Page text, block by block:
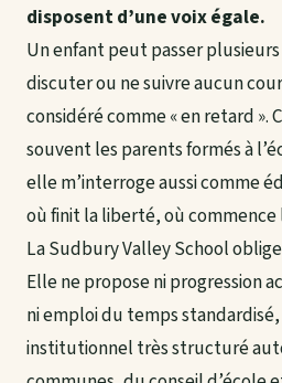
disposent d’une voix égale.
Un enfant peut passer
discuter ou ne suivre aucun
considéré comme « en retard
souvent les parents formés à
elle m’interroge aussi comme
où finit la liberté, où commence
La Sudbury Valley School
Elle ne propose ni progression
ni emploi du temps
institutionnel très structuré